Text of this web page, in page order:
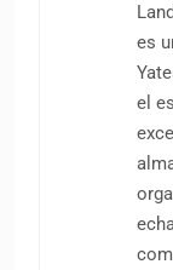
es
el